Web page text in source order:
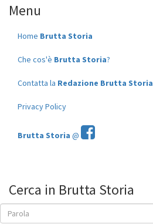
Menu
Home Brutta Storia
Che cos'è Brutta Storia?
Contatta la Redazione Brutta Storia
Privacy Policy
Brutta Storia @
Cerca in Brutta Storia